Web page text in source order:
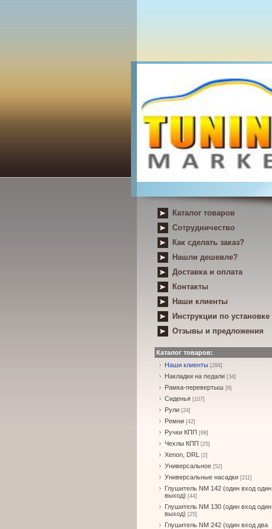
Каталог товаров
Сотрудничество
Как сделать заказ?
Нашли дешевле?
Доставка и оплата
Контакты
Наши клиенты
Инструкции по установке
Отзывы и предложения
Каталог товаров:
Наши клиенты [284]
Накладки на педали [34]
Рамка-перевертыш [6]
Сиденья [107]
Рули [24]
Ремни [42]
Ручки КПП [68]
Чехлы КПП [25]
Xenon, DRL [2]
Универсальное [52]
Универсальные насадки [211]
Глушитель NM 142 (один вход один
выход) [44]
Глушитель NM 130 (один вход один
выход) [25]
Глушитель NM 242 (один вход два